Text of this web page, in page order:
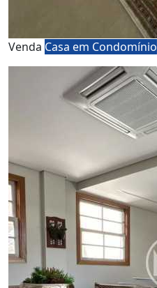
Venda Casa em Condomínio